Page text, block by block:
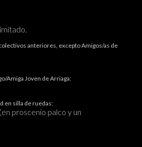
anteriores, excepto Amigos/as de
Amiga Joven de Arriaga:
en silla de ruedas:
proscenio palco y un